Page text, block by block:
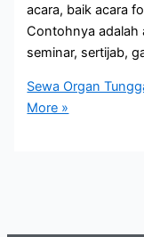
acara, baik acara
Contohnya adalah
seminar, sertijab,
Sewa Organ
More »